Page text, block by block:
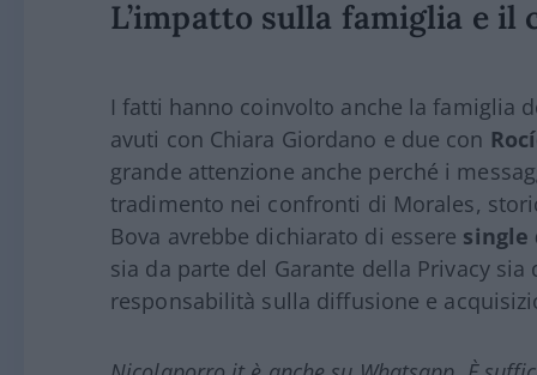
L’impatto sulla famiglia e il
I fatti hanno coinvolto anche la famiglia
avuti con Chiara Giordano e due con
grande attenzione anche perché i
tradimento nei confronti di Morales,
Bova avrebbe dichiarato di essere single
sia da parte del Garante della Privacy
responsabilità sulla diffusione e